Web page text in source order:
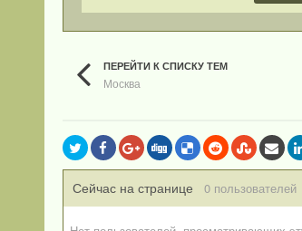
ПЕРЕЙТИ К СПИСКУ ТЕМ
Москва
Сейчас на странице 0 пользователей